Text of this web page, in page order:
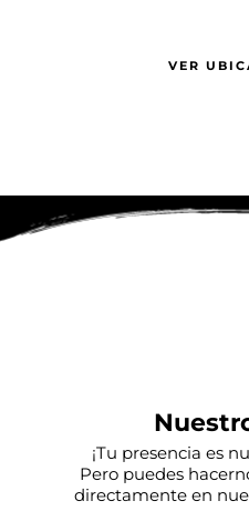
VER
¡Tu presencia es
Pero puedes
directamente en